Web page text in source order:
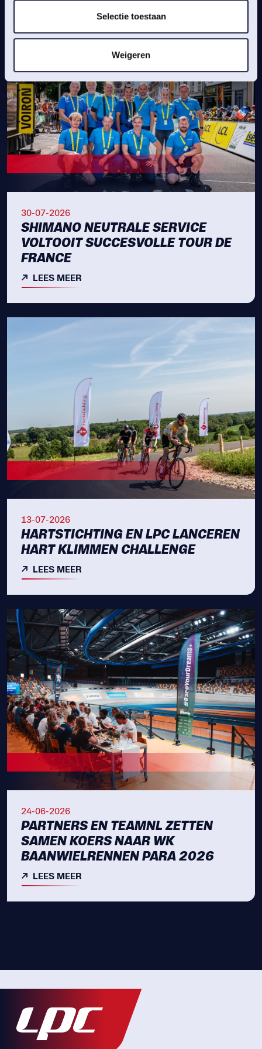
Selectie toestaan
Weigeren
30-07-2026
SHIMANO NEUTRALE SERVICE
VOLTOOIT SUCCESVOLLE TOUR DE
FRANCE
LEES MEER
13-07-2026
HARTSTICHTING EN LPC LANCEREN
HART KLIMMEN CHALLENGE
LEES MEER
24-06-2026
PARTNERS EN TEAMNL ZETTEN
SAMEN KOERS NAAR WK
BAANWIELRENNEN PARA 2026
LEES MEER